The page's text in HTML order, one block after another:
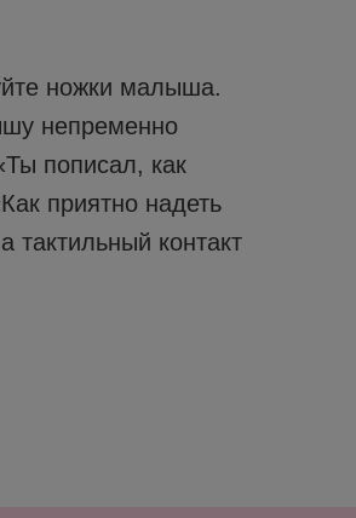
ножки малыша.
непременно
пописал, как
приятно надеть
тактильный контакт